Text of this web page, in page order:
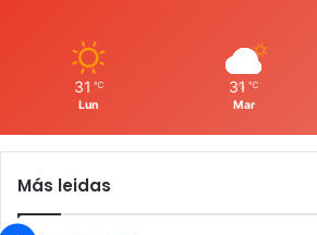
31 ℃
Lun
31 ℃
Mar
Más leidas